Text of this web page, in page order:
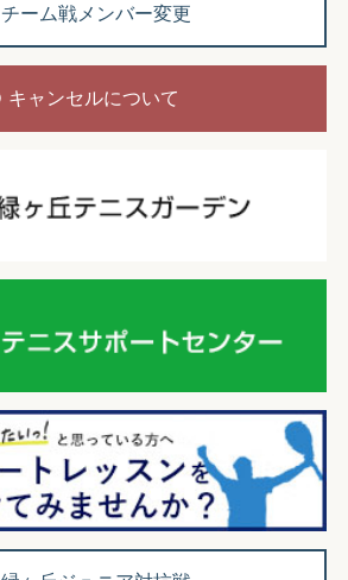
チーム戦メンバー変更
キャンセルについて